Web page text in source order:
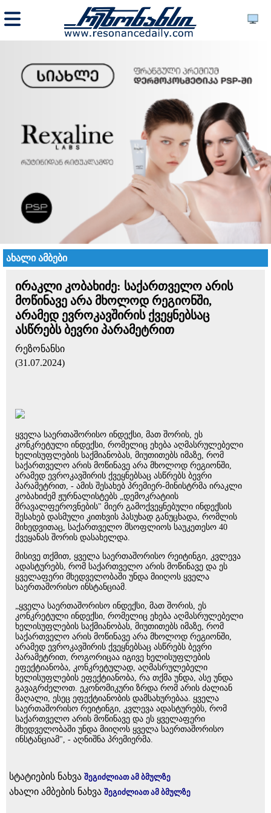
ახალი ამბები
ირაკლი კობახიძე: საქართველო არის
მოწინავე არა მხოლოდ რეგიონში,
არამედ ევროკავშირის ქვეყნებსაც
ასწრებს ბევრი პარამეტრით
რეზონანსი
(31.07.2024)
ყველა საერთაშორისო ინდექსი, მათ შორის, ეს
კონკრეტული ინდექსი, რომელიც ეხება აღმასრულებელი
ხელისუფლების საქმიანობას, მიუთითებს იმაზე, რომ
საქართველო არის მოწინავე არა მხოლოდ რეგიონში,
არამედ ევროკავშირის ქვეყნებსაც ასწრებს ბევრი
პარამეტრით, - ამის შესახებ პრემიერ-მინისტრმა ირაკლი
კობახიძემ ჟურნალისტებს „დემოკრატიის
მრავალფეროვნების" მიერ გამოქვეყნებული ინდექსის
შესახებ დასმული კითხვის პასუხად განუცხადა, რომლის
მიხედვითაც, საქართველო მსოფლიოს საუკეთესო 40
ქვეყანას შორის დასახელდა.
მისივე თქმით, ყველა საერთაშორისო რეიტინგი, კვლევა
ადასტურებს, რომ საქართველო არის მოწინავე და ეს
ყველაფერი მხედველობაში უნდა მიიღოს ყველა
საერთაშორისო ინსტანციამ.
„ყველა საერთაშორისო ინდექსი, მათ შორის, ეს
კონკრეტული ინდექსი, რომელიც ეხება აღმასრულებელი
ხელისუფლების საქმიანობას, მიუთითებს იმაზე, რომ
საქართველო არის მოწინავე არა მხოლოდ რეგიონში,
არამედ ევროკავშირის ქვეყნებსაც ასწრებს ბევრი
პარამეტრით, როგორიცაა იგივე ხელისუფლების
ეფექტიანობა, კონკრეტულად, აღმასრულებელი
ხელისუფლების ეფექტიანობა, რა თქმა უნდა, ასე უნდა
გავაგრძელოთ. ეკონომიკური ზრდა რომ არის ძალიან
მაღალი, ესეც ეფექტიანობის დამსახურებაა. ყველა
საერთაშორისო რეიტინგი, კვლევა ადასტურებს, რომ
საქართველო არის მოწინავე და ეს ყველაფერი
მხედველობაში უნდა მიიღოს ყველა საერთაშორისო
ინსტანციამ", - აღნიშნა პრემიერმა.
სტატიების ნახვა შეგიძლიათ ამ ბმულზე
ახალი ამბების ნახვა შეგიძლიათ ამ ბმულზე